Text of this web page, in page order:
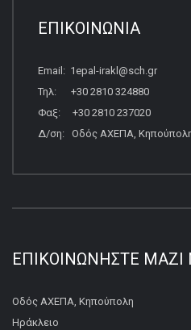
ΕΠΙΚΟΙΝΩΝΙΑ
Email: 1epal-irakl@sch.gr
Τηλ: +30 2810 324880
Φαξ: +30 2810 237020
Δ/ση: Οδός ΑΧΕΠΑ,
ΕΠΙΚΟΙΝΩΝΉΣΤΕ ΜΑΖΊ
Οδός ΑΧΕΠΑ, Κηπούπολη
Ηράκλειο